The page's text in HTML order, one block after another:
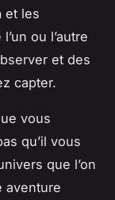
et les
ou l’autre
et des
capter.
vous
qu’il vous
que l’on
aventure